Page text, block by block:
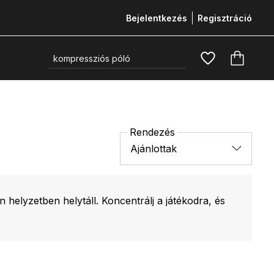
Bejelentkezés Regisztráció
Rendezés
Ajánlottak
helytáll. Koncentrálj a játékodra, és